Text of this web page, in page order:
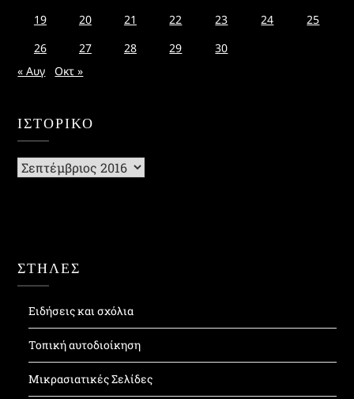
19
20 21 22 23 24
25
26
27 28 29
30
« Αυγ
Οκτ »
ΙΣΤΟΡΙΚΌ
Ιστορικό
ΣΤΗΛΕΣ
Ειδήσεις και σχόλια
Τοπική αυτοδιοίκηση
Μικρασιατικές Σελίδες